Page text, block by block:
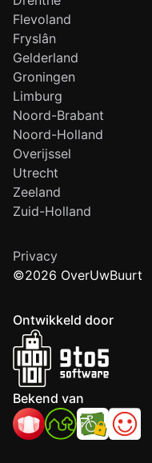
Flevoland
Fryslân
Gelderland
Groningen
Limburg
Noord-Brabant
Noord-Holland
Overijssel
Utrecht
Zeeland
Zuid-Holland
Privacy
©2026 OverUwBuurt
Ontwikkeld door
Bekend van